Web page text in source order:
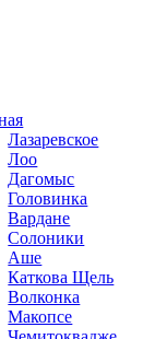
Лазаревское
Лоо
Дагомыс
Головинка
Вардане
Солоники
Аше
Каткова Щель
Волконка
Макопсе